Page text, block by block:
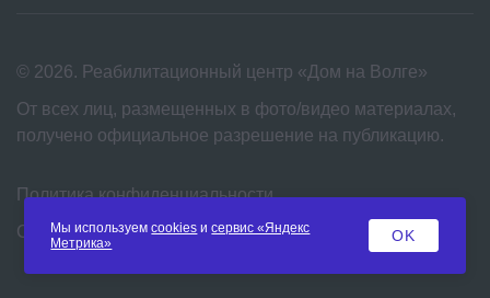
© 2026. Реабилитационный центр «Дом на Волге»
От всех лиц, размещенных в фото/видео материалах,
получено официальное разрешение на публикацию.
Политика конфиденциальности
Согласие на обработку персональных данных
Мы используемcookies исервис «Яндекс
Метрика»
OK